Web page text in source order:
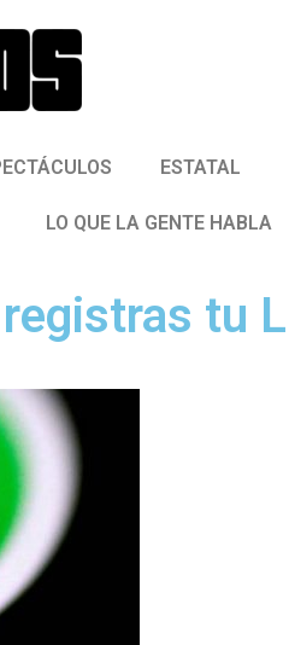
ESTATAL
LO QUE LA GENTE HABLA
tu